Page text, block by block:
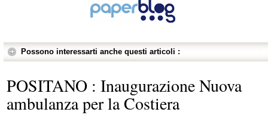
Possono interessarti anche questi articoli :
POSITANO : Inaugurazione Nuova
ambulanza per la Costiera